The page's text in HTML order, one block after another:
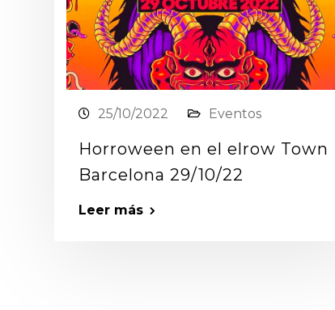
25/10/2022 Eventos
Horroween en el elrow Town
Barcelona 29/10/22
Leer más